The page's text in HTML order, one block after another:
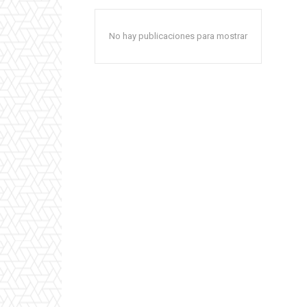
No hay publicaciones para mostrar